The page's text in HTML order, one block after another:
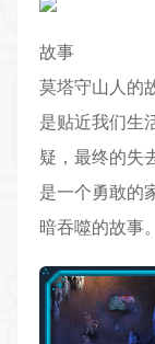
故事
莫塔守山人的
是贴近我们生
疑，最终的失
是一个勇敢的
暗吞噬的故事。